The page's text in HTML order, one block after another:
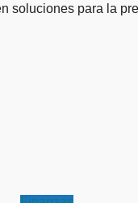
soluciones para la